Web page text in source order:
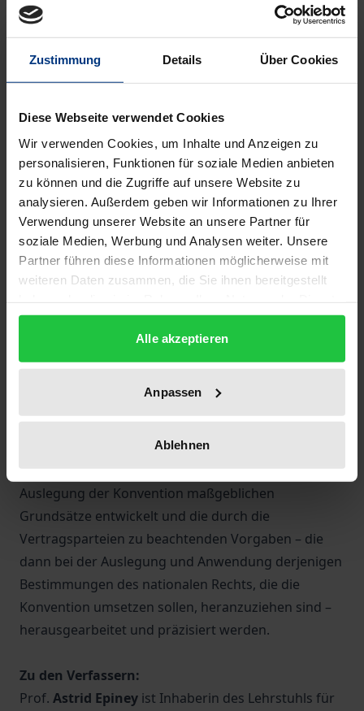
Zustimmung Details Über Cookies
Diese Webseite verwendet Cookies
Wir verwenden Cookies, um Inhalte und Anzeigen zu
personalisieren, Funktionen für soziale Medien anbieten
zu können und die Zugriffe auf unsere Website zu
analysieren. Außerdem geben wir Informationen zu Ihrer
Verwendung unserer Website an unsere Partner für
soziale Medien, Werbung und Analysen weiter. Unsere
Partner führen diese Informationen möglicherweise mit
weiteren Daten zusammen, die Sie ihnen bereitgestellt
gesammelt haben.
Alle akzeptieren
Anpassen
Ablehnen
des EuGH für die Auslegung der Konvention eine
große Bedeutung zu.
Derneue Handkommentarbehandelt alle für die
überhaupt analysiert sie im Einzelnen die rechtliche
Tragweite der Vorgaben der Konvention, wobei
insbesondere Wert auf den Einbezug der Praxis des
Compliance Committee und der Rechtsprechung
des EuGH gelegt wird.
Schwerpunkteliegen auf den Themen
• Zugang zu Umweltinformationen,
• Beteiligung der Öffentlichkeit an bestimmten
Entscheidungsverfahren,
Die Erörterung erfolgt Artikel für Artikel, wobei auch
die Entstehungsgeschichte und die Einbettung der
Konvention in das (Umwelt-) Völkerrecht
berücksichtigt werden. So können die für die
Auslegung der Konvention maßgeblichen
Grundsätze entwickelt und die durch die
Vertragsparteien zu beachtenden Vorgaben – die
dann bei der Auslegung und Anwendung derjenigen
Bestimmungen des nationalen Rechts, die die
Konvention umsetzen sollen, heranzuziehen sind –
herausgearbeitet und präzisiert werden.
Zu den Verfassern:
Prof. Astrid Epiney ist Inhaberin des Lehrstuhls für